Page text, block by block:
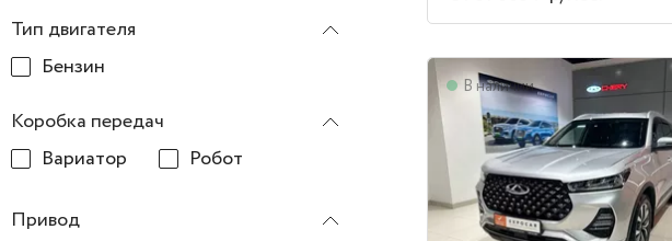
Тип двигателя
Бензин
Коробка передач
Вариатор
Робот
Привод
В наличии